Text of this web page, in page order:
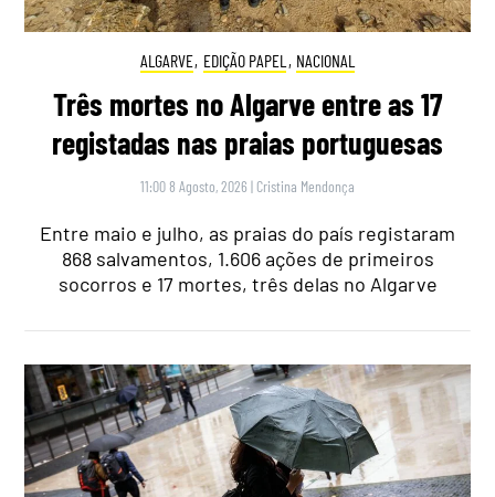
ALGARVE, EDIÇÃO PAPEL , NACIONAL
Três mortes no Algarve entre as 17
registadas nas praias portuguesas
11:00 8 Agosto, 2026 | Cristina Mendonça
Entre maio e julho, as praias do país registaram
868 salvamentos, 1.606 ações de primeiros
socorros e 17 mortes, três delas no Algarve